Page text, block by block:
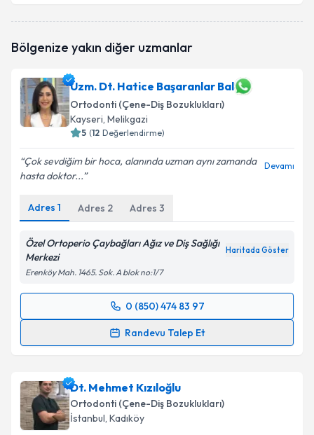
Bölgenize yakın diğer uzmanlar
Uzm. Dt. Hatice Başaranlar Bal
Ortodonti (Çene-Diş Bozuklukları)
Kayseri, Melikgazi
5 (12 Değerlendirme)
Çok sevdiğim bir hoca, alanında uzman aynı zamanda
hasta doktor...
Devamı
Adres 1 Adres 2 Adres 3
Özel Ortoperio Çaybağları Ağız ve Diş Sağlığı
Merkezi
Haritada Göster
Erenköy Mah. 1465. Sok. A blok no:1/7
0 (850) 474 83 97
Randevu Talep Et
Randevu Takvimi Talebi
almanız için bir takvim hazırlandığında e-posta ile
bilgilendireceğiz.
E-posta Adresiniz
Dt. Mehmet Kızıloğlu
Ortodonti (Çene-Diş Bozuklukları)
İstanbul, Kadıköy